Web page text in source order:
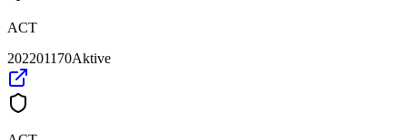
ACT
202201170Aktive